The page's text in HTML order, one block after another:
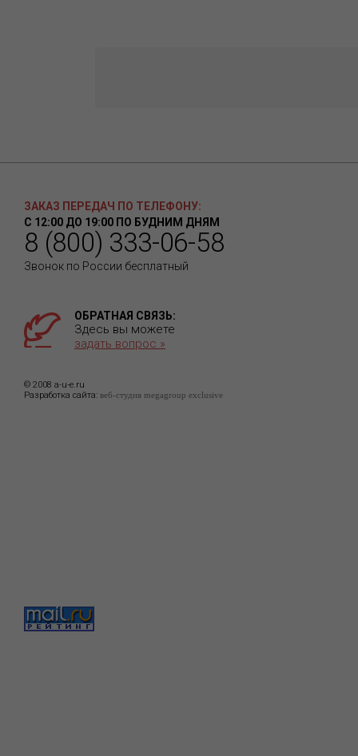
ЗАКАЗ ПЕРЕДАЧ ПО ТЕЛЕФОНУ:
С 12:00 ДО 19:00 ПО БУДНИМ ДНЯМ
8 (800) 333-06-58
Звонок по России бесплатный
ОБРАТНАЯ СВЯЗЬ:
Здесь вы можете
задать вопрос »
© 2008 a-u-e.ru
Разработка сайта: веб-студия megagroup exclusive